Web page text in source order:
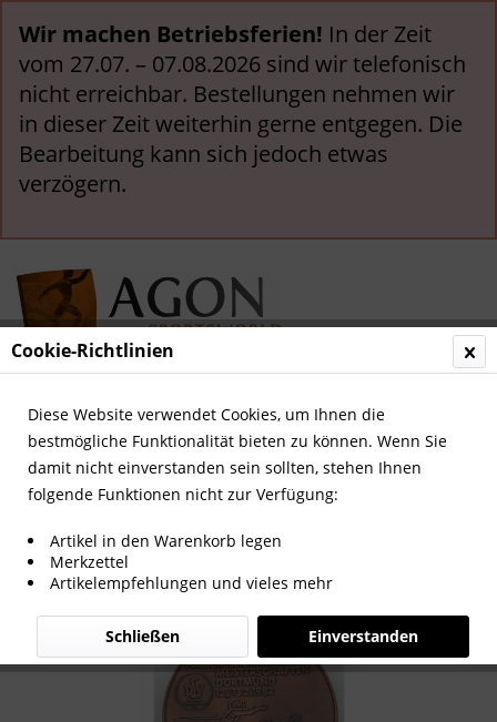
Wir machen Betriebsferien! In der Zeit
vom 27.07. – 07.08.2026 sind wir telefonisch
nicht erreichbar. Bestellungen nehmen wir
in dieser Zeit weiterhin gerne entgegen. Die
Bearbeitung kann sich jedoch etwas
verzögern.
Menü
Übersicht Leichtathletik
Siegermedaille 1982
Cookie-Richtlinien
Diese Website verwendet Cookies, um Ihnen die
bestmögliche Funktionalität bieten zu können. Wenn Sie
damit nicht einverstanden sein sollten, stehen Ihnen
folgende Funktionen nicht zur Verfügung:
Artikel in den Warenkorb legen
Merkzettel
Artikelempfehlungen und vieles mehr
Einverstanden
Schließen